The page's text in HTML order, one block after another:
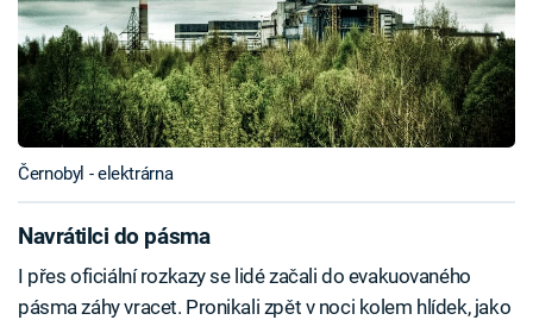
Černobyl - elektrárna
Navrátilci do pásma
I přes oficiální rozkazy se lidé začali do evakuovaného
pásma záhy vracet. Pronikali zpět v noci kolem hlídek, jako